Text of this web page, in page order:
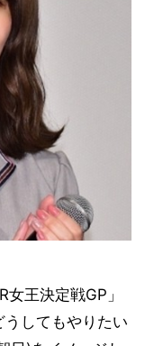
王決定戦GP」
うしてもやりたい